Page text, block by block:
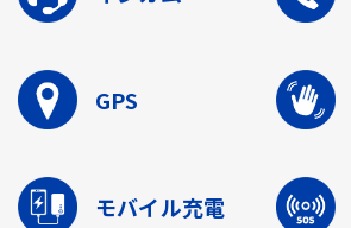
GPS
モバイル充電